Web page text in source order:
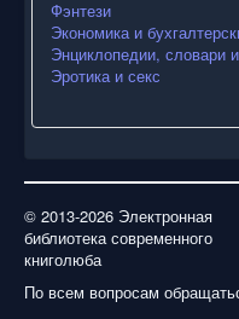
Фэнтези
Экономика и
Энциклопедии, словари
Эротика и секс
© 2013-2026 Электронная
библиотека современного
книголюба
По всем вопросам